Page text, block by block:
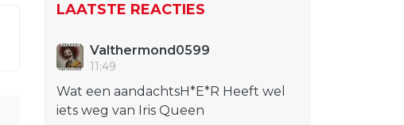
LAATSTE REACTIES
Valthermond0599
11:49
Wat een aandachtsH*E*R Heeft wel
iets weg van Iris Queen